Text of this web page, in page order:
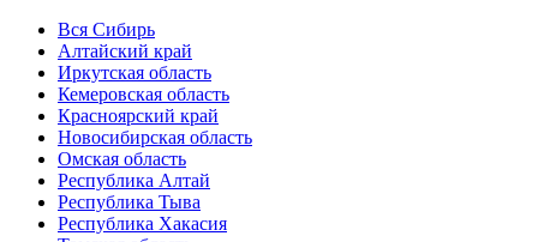
Вся Сибирь
Алтайский край
Иркутская область
Кемеровская область
Красноярский край
Новосибирская область
Омская область
Республика Алтай
Республика Тыва
Республика Хакасия